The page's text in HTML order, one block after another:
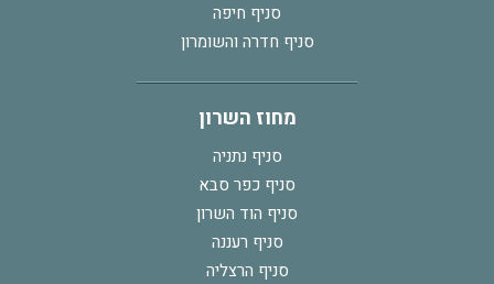
סניף חיפה
סניף חדרה והשומרון
מחוז השרון
סניף נתניה
סניף כפר סבא
סניף הוד השרון
סניף רעננה
סניף הרצליה